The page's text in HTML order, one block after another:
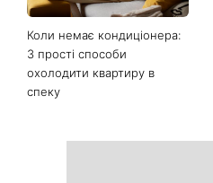
Коли немає кондиціонера:
3 прості способи
охолодити квартиру в
спеку